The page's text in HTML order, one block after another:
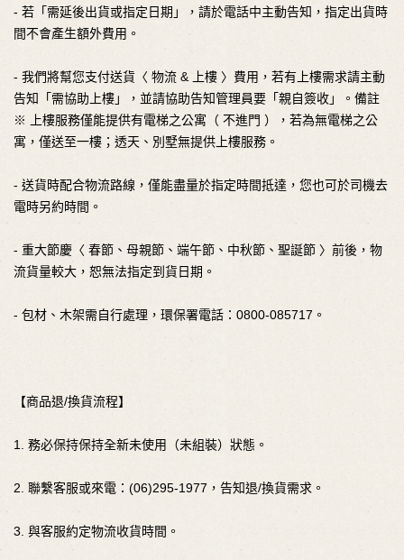
- 若「需延後出貨或指定日期」，請於電話中主動告知，指定出貨時
間不會產生額外費用。
- 我們將幫您支付送貨〈 物流 & 上樓 〉費用，若有上樓需求請主動
告知「需協助上樓」，並請協助告知管理員要「親自簽收」。備註
※ 上樓服務僅能提供有電梯之公寓（ 不進門 ），若為無電梯之公
寓，僅送至一樓；透天、別墅無提供上樓服務。
- 送貨時配合物流路線，僅能盡量於指定時間抵達，您也可於司機去
電時另約時間。
- 重大節慶〈 春節、母親節、端午節、中秋節、聖誕節 〉前後，物
流貨量較大，恕無法指定到貨日期。
- 包材、木架需自行處理，環保署電話：0800-085717。
【商品退/換貨流程】
1. 務必保持保持全新未使用（未組裝）狀態。
2. 聯繫客服或來電：(06)295-1977，告知退/換貨需求。
3. 與客服約定物流收貨時間。